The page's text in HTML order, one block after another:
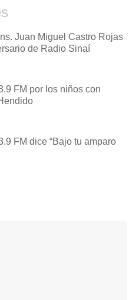
Juan Miguel Castro Rojas
de Radio Sinaí
FM por los niños con
FM dice “Bajo tu amparo